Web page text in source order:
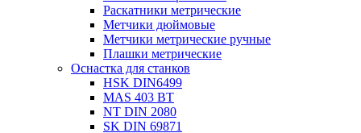
Раскатники метрические
Метчики дюймовые
Метчики метрические ручные
Плашки метрические
Оснастка для станков
HSK DIN6499
MAS 403 BT
NT DIN 2080
SK DIN 69871